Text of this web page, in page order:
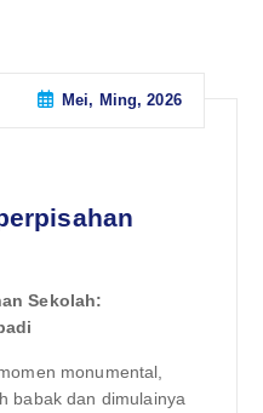
Mei, Ming, 2026
Sekolah:
monumental,
babak dan dimulainya